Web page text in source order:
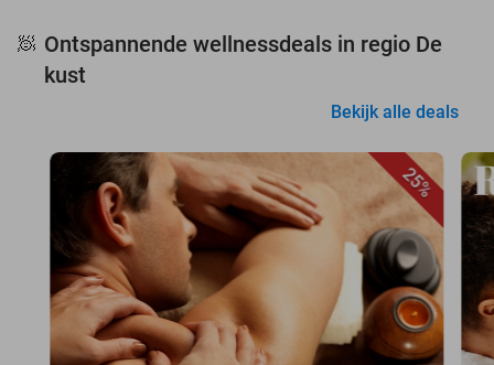
🧖 Ontspannende wellnessdeals in regio De
kust
Bekijk alle deals
25%